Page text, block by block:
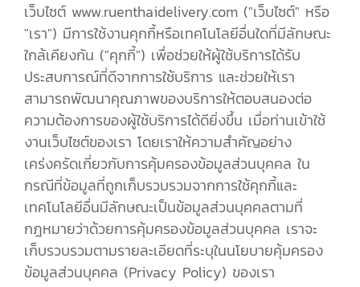
เว็บไซต์ www.ruenthaidelivery.com ("เว็บไซต์" หรือ
"เรา") มีการใช้งานคุกกี้หรือเทคโนโลยีอื่นใดที่มีลักษณะ
ใกล้เคียงกัน ("คุกกี้") เพื่อช่วยให้ผู้ใช้บริการได้รับ
ประสบการณ์ที่ดีจากการใช้บริการ และช่วยให้เรา
สามารถพัฒนาคุณภาพของบริการให้ตอบสนองต่อ
ความต้องการของผู้ใช้บริการได้ดียิ่งขึ้น เมื่อท่านเข้าใช้
งานเว็บไซต์ของเรา โดยเราให้ความสำคัญอย่าง
เคร่งครัดเกี่ยวกับการคุ้มครองข้อมูลส่วนบุคคล ใน
กรณีที่ข้อมูลที่ถูกเก็บรวบรวมจากการใช้คุกกี้และ
เทคโนโลยีอื่นมีลักษณะเป็นข้อมูลส่วนบุคคลตามที่
กฎหมายว่าด้วยการคุ้มครองข้อมูลส่วนบุคคล เราจะ
เก็บรวบรวมตามรายละเอียดที่ระบุในนโยบายคุ้มครอง
ข้อมูลส่วนบุคคล (Privacy Policy) ของเรา